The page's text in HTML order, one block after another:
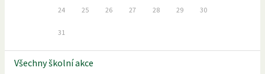
24 25 26 27 28 29 30
31
Všechny školní akce